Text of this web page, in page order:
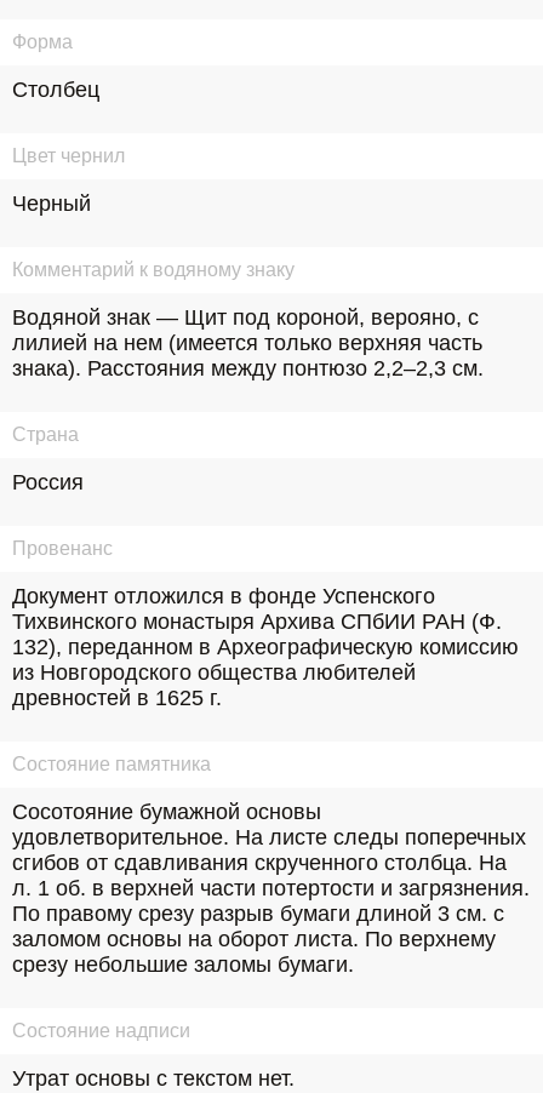
Форма
Столбец
Цвет чернил
Черный
Комментарий к водяному знаку
Водяной знак — Щит под короной, верояно, с
лилией на нем (имеется только верхняя часть
знака). Расстояния между понтюзо 2,2–2,3 см.
Страна
Россия
Провенанс
Документ отложился в фонде Успенского
Тихвинского монастыря Архива СПбИИ РАН (Ф.
132), переданном в Археографическую комиссию
из Новгородского общества любителей
древностей в 1625 г.
Состояние памятника
Сосотояние бумажной основы
удовлетворительное. На листе следы поперечных
сгибов от сдавливания скрученного столбца. На
л. 1 об. в верхней части потертости и загрязнения.
По правому срезу разрыв бумаги длиной 3 см. с
заломом основы на оборот листа. По верхнему
срезу небольшие заломы бумаги.
Состояние надписи
Утрат основы с текстом нет.